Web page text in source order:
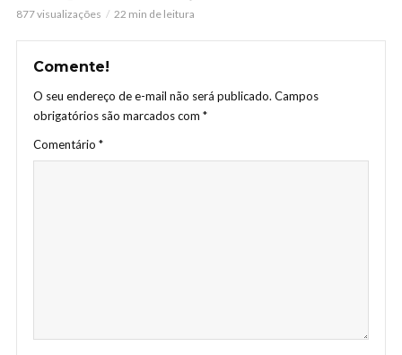
877 visualizações 22 min de leitura
Comente!
O seu endereço de e-mail não será publicado. Campos
obrigatórios são marcados com *
Comentário *